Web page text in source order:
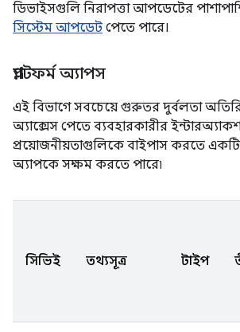
ডিভাইসগুলি নিরাপত্তা আপডেটের
সিস্টেম আপডেট পেতে পারে।
প্ল্যাটফর্ম অ্যাপস
এই বিভাগে সবচেয়ে গুরুতর দুর্বলতা
অ্যাক্সেস পেতে ব্যবহারকারীর
প্রয়োজনীয়তাগুলিকে বাইপাস করতে একটি
অ্যাপকে সক্ষম করতে পারে৷
সিভিই তথ্যসূত্র টাইপ